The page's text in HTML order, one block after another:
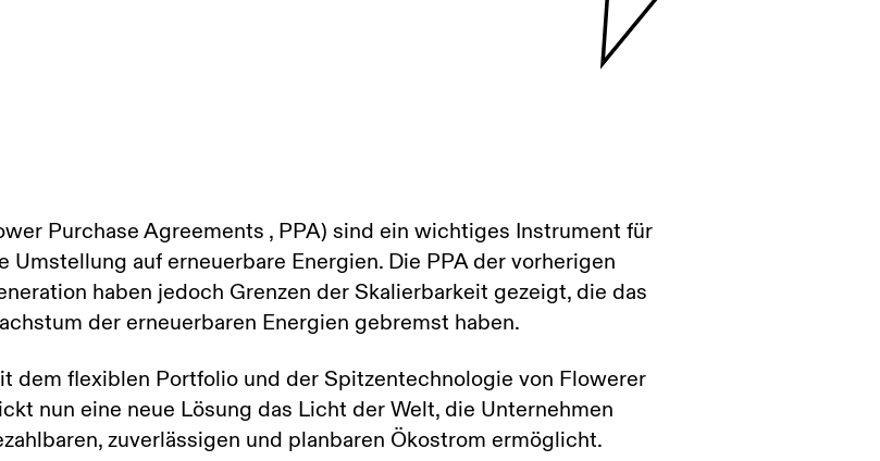
Purchase Agreements , PPA) sind ein wichtiges Instrument für
Umstellung auf erneuerbare Energien. Die PPA der vorherigen
haben jedoch Grenzen der Skalierbarkeit gezeigt, die das
der erneuerbaren Energien gebremst haben.
dem flexiblen Portfolio und der Spitzentechnologie von Flowerer
nun eine neue Lösung das Licht der Welt, die Unternehmen
zuverlässigen und planbaren Ökostrom ermöglicht.